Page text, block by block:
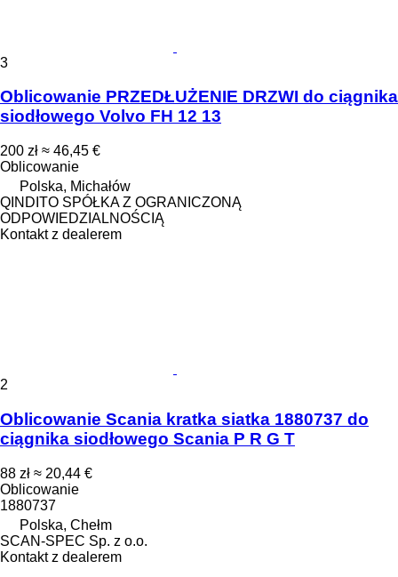
3
Oblicowanie PRZEDŁUŻENIE DRZWI do ciągnika
siodłowego Volvo FH 12 13
200 zł ≈ 46,45 €
Oblicowanie
Polska, Michałów
QINDITO SPÓŁKA Z OGRANICZONĄ
ODPOWIEDZIALNOŚCIĄ
Kontakt z dealerem
2
Oblicowanie Scania kratka siatka 1880737 do
ciągnika siodłowego Scania P R G T
88 zł ≈ 20,44 €
Oblicowanie
1880737
Polska, Chełm
SCAN-SPEC Sp. z o.o.
Kontakt z dealerem